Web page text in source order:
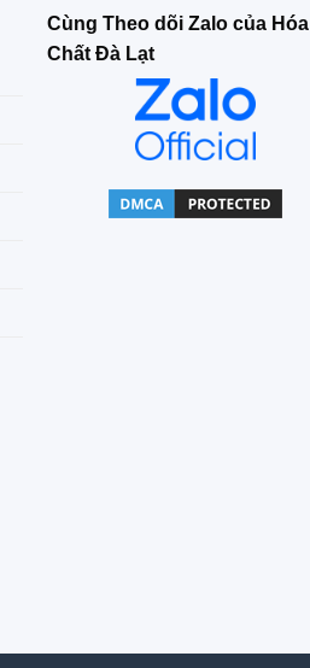
Cùng Theo dõi Zalo của Hóa
Chất Đà Lạt